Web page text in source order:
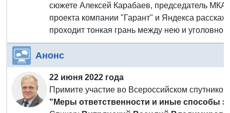
сюжете Алексей Карабаев, председатель МКА
проекта компании "Гарант" и Яндекса
проходит тонкая грань между нею и
Анонс
22 июня 2022 года
Примите участие во Всероссийском
"Меры ответственности и иные способы